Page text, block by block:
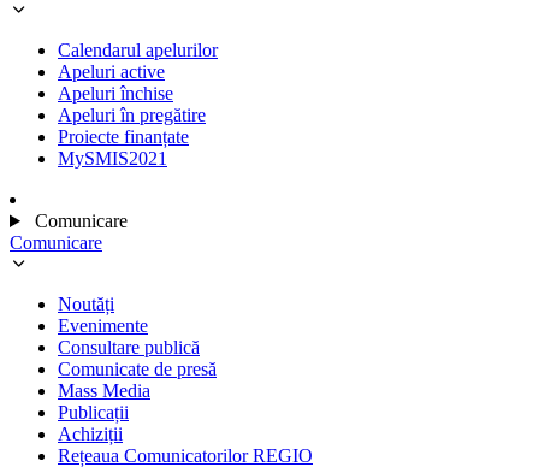
Calendarul apelurilor
Apeluri active
Apeluri închise
Apeluri în pregătire
Proiecte finanțate
MySMIS2021
Comunicare
Comunicare
Noutăți
Evenimente
Consultare publică
Comunicate de presă
Mass Media
Publicații
Achiziții
Rețeaua Comunicatorilor REGIO